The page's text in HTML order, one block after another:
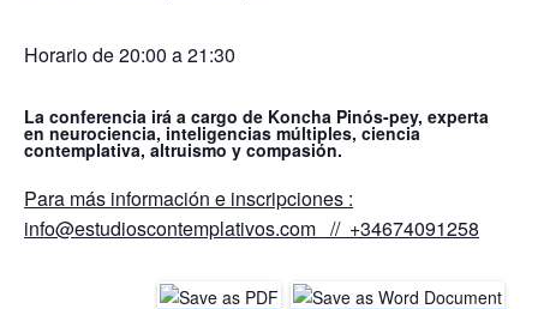
Horario de 20:00 a 21:30
La conferencia irá a cargo de Koncha Pinós-pey, experta
en neurociencia, inteligencias múltiples, ciencia
contemplativa, altruismo y compasión.
Para más información e inscripciones :
info@estudioscontemplativos.com // +34674091258